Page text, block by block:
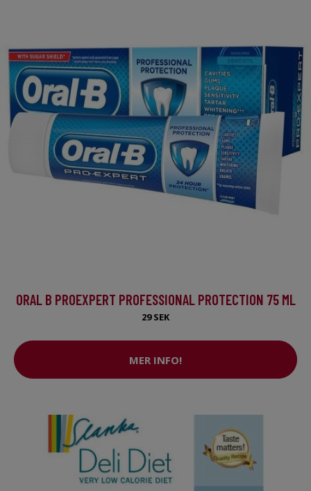
ORAL B PROEXPERT PROFESSIONAL PROTECTION 75 ML
29 SEK
MER INFO!